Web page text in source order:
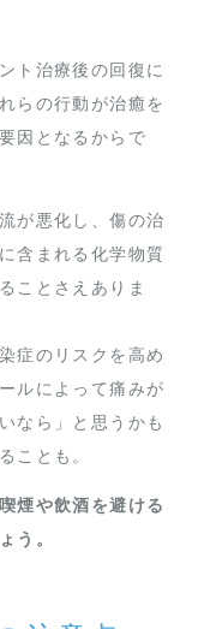
ト治療後の回復に
らの行動が治癒を
因となるからで
が悪化し、傷の治
含まれる化学物質
ことさえありま
症のリスクを高め
ルによって痛みが
なら」と思うかも
ことも。
煙や飲酒を避ける
う。